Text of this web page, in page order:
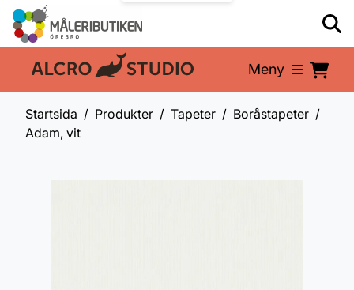
En del av: Meny
Startsida Produkter Tapeter
Boråstapeter
Adam, vit